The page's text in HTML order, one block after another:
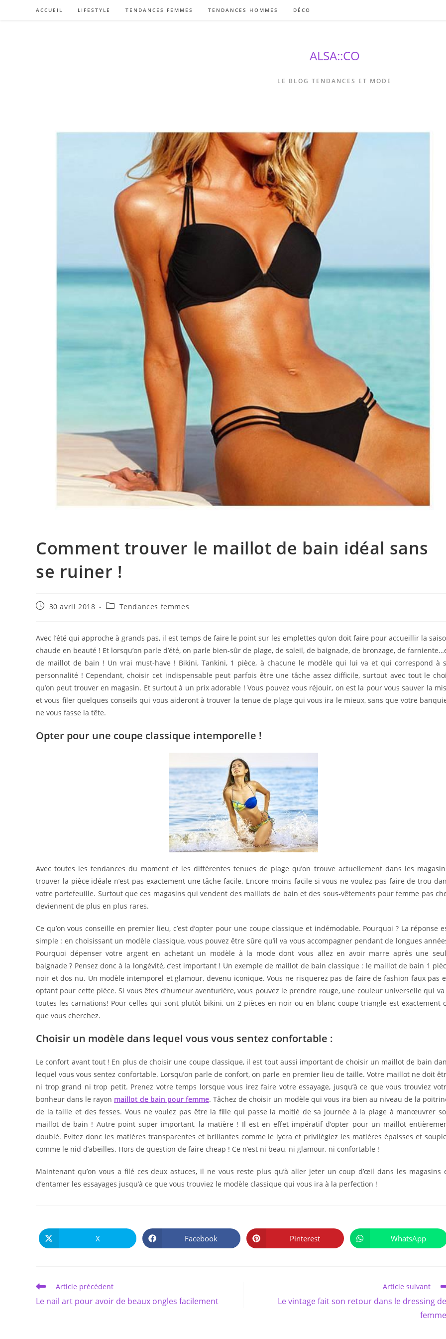
ACCUEIL LIFESTYLE TENDANCES FEMMES TENDANCES HOMMES DÉCO
ALSA::CO
LE BLOG TENDANCES ET MODE
Comment trouver le maillot de bain idéal sans
se ruiner !
Publication
30 avril 2018
PostTendances femmes
Avec l’été qui approche à grands pas, il est temps de faire le point sur les emplettes qu’on doit faire pour accueillir la
chaude en beauté ! Et lorsqu’on parle d’été, on parle bien-sûr de plage, de soleil, de baignade, de bronzage, de
de maillot de bain ! Un vrai must-have ! Bikini, Tankini, 1 pièce, à chacune le modèle qui lui va et qui correspond à
personnalité ! Cependant, choisir cet indispensable peut parfois être une tâche assez difficile, surtout avec tout le
qu’on peut trouver en magasin. Et surtout à un prix adorable ! Vous pouvez vous réjouir, on est la pour vous sauver la
et vous filer quelques conseils qui vous aideront à trouver la tenue de plage qui vous ira le mieux, sans que votre
ne vous fasse la tête.
Opter pour une coupe classique intemporelle !
Avec toutes les tendances du moment et les différentes tenues de plage qu’on trouve actuellement dans les
trouver la pièce idéale n’est pas exactement une tâche facile. Encore moins facile si vous ne voulez pas faire de trou
votre portefeuille. Surtout que ces magasins qui vendent des maillots de bain et des sous-vêtements pour femme pas
deviennent de plus en plus rares.
Ce qu’on vous conseille en premier lieu, c’est d’opter pour une coupe classique et indémodable. Pourquoi ? La réponse
simple : en choisissant un modèle classique, vous pouvez être sûre qu’il va vous accompagner pendant de longues
Pourquoi dépenser votre argent en achetant un modèle à la mode dont vous allez en avoir marre après une
baignade ? Pensez donc à la longévité, c’est important ! Un exemple de maillot de bain classique : le maillot de bain 1
noir et dos nu. Un modèle intemporel et glamour, devenu iconique. Vous ne risquerez pas de faire de fashion faux pas
optant pour cette pièce. Si vous êtes d’humeur aventurière, vous pouvez le prendre rouge, une couleur universelle qui va
toutes les carnations! Pour celles qui sont plutôt bikini, un 2 pièces en noir ou en blanc coupe triangle est exactement
que vous cherchez.
Choisir un modèle dans lequel vous vous sentez confortable :
Le confort avant tout ! En plus de choisir une coupe classique, il est tout aussi important de choisir un maillot de bain
lequel vous vous sentez confortable. Lorsqu’on parle de confort, on parle en premier lieu de taille. Votre maillot ne doit
ni trop grand ni trop petit. Prenez votre temps lorsque vous irez faire votre essayage, jusqu’à ce que vous trouviez
bonheur dans le rayon maillot de bain pour femme. Tâchez de choisir un modèle qui vous ira bien au niveau de la
de la taille et des fesses. Vous ne voulez pas être la fille qui passe la moitié de sa journée à la plage à manœuvrer
maillot de bain ! Autre point super important, la matière ! Il est en effet impératif d’opter pour un maillot
doublé. Evitez donc les matières transparentes et brillantes comme le lycra et privilégiez les matières épaisses et
comme le nid d’abeilles. Hors de question de faire cheap ! Ce n’est ni beau, ni glamour, ni confortable !
Maintenant qu’on vous a filé ces deux astuces, il ne vous reste plus qu’à aller jeter un coup d’œil dans les magasins
d’entamer les essayages jusqu’à ce que vous trouviez le modèle classique qui vous ira à la perfection !
CE
CONTENU
Ouvrir
dans
X Ouvrir
dans
Facebook Ouvrir
dans
Pinterest Ouvrir
dans
WhatsApp
Read
articles
Article précédent
Le nail art pour avoir de beaux ongles facilement
Article suivant
Le vintage fait son retour dans le dressing